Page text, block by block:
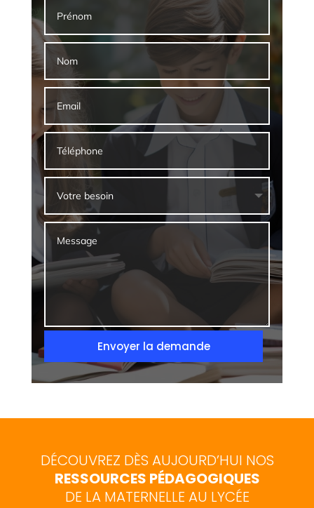
Envoyer la demande
DÉCOUVREZ DÈS AUJOURD’HUI NOS
RESSOURCES PÉDAGOGIQUES
DE LA MATERNELLE AU LYCÉE